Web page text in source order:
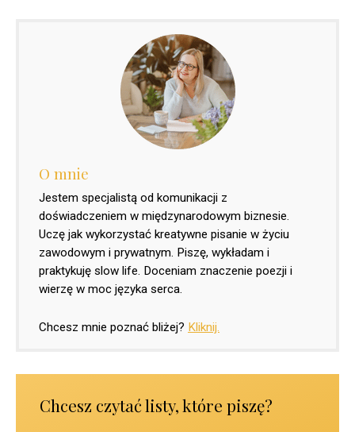
O mnie
Jestem specjalistą od komunikacji z
doświadczeniem w międzynarodowym biznesie.
Uczę jak wykorzystać kreatywne pisanie w życiu
zawodowym i prywatnym. Piszę, wykładam i
praktykuję slow life. Doceniam znaczenie poezji i
wierzę w moc języka serca.
Chcesz mnie poznać bliżej? Kliknij.
Chcesz czytać listy, które piszę?